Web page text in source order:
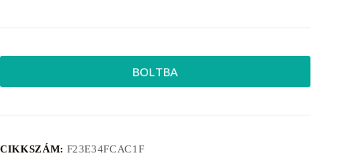
BOLTBA
CIKKSZÁM: F23E34FCAC1F